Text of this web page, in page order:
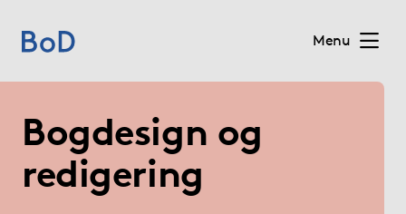
Menu
Bogdesign og
redigering